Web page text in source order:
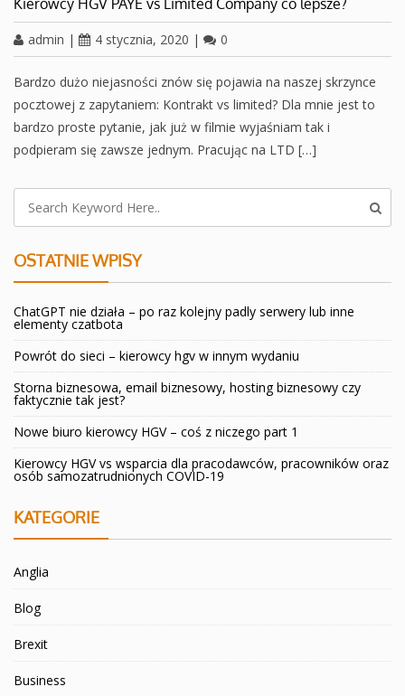
Kierowcy HGV PAYE vs Limited Company co lepsze?
admin | 4 stycznia, 2020 | 0
Bardzo dużo niejasności znów się pojawia na naszej skrzynce
pocztowej z zapytaniem: Kontrakt vs limited? Dla mnie jest to
bardzo proste pytanie, jak już w filmie wyjaśniam tak i
podpieram się zawsze jednym. Pracując na LTD […]
OSTATNIE WPISY
ChatGPT nie działa – po raz kolejny padly serwery lub inne
elementy czatbota
Powrót do sieci – kierowcy hgv w innym wydaniu
Storna biznesowa, email biznesowy, hosting biznesowy czy
faktycznie tak jest?
Nowe biuro kierowcy HGV – coś z niczego part 1
Kierowcy HGV vs wsparcia dla pracodawców, pracowników oraz
osób samozatrudnionych COVID-19
KATEGORIE
Anglia
Blog
Brexit
Business